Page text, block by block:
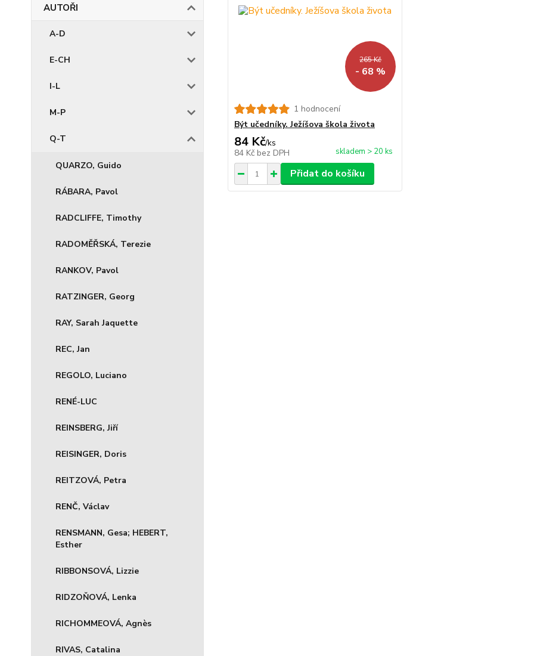
AUTOŘI
A-D
E-CH
I-L
M-P
Q-T
QUARZO, Guido
RÁBARA, Pavol
RADCLIFFE, Timothy
RADOMĚŘSKÁ, Terezie
RANKOV, Pavol
RATZINGER, Georg
RAY, Sarah Jaquette
REC, Jan
REGOLO, Luciano
RENÉ-LUC
REINSBERG, Jiří
REISINGER, Doris
REITZOVÁ, Petra
RENČ, Václav
RENSMANN, Gesa; HEBERT,
Esther
RIBBONSOVÁ, Lizzie
RIDZOŇOVÁ, Lenka
RICHOMMEOVÁ, Agnès
RIVAS, Catalina
265 Kč
- 68 %
1 hodnocení
Být učedníky. Ježíšova škola života
84 Kč/ks
84 Kč bez DPH skladem > 20 ks
Přidat do košíku